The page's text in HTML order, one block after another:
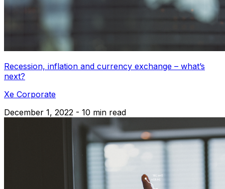
Recession, inflation and currency exchange – what’s
next?
Xe Corporate
December 1, 2022 - 10 min read